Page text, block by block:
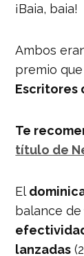
¡Baia, baia!
Ambos
premio
Escritores
Te
título de
El
balance de
lanzadas